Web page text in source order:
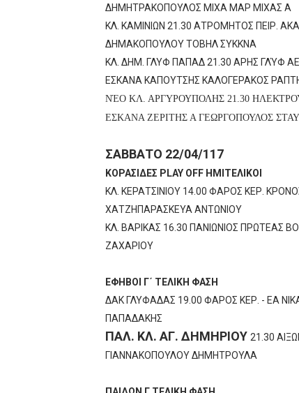
ΔΗΜΗΤΡΑΚΟΠΟΥΛΟΣ ΜΙΧΑ ΜΑΡ ΜΙΧΑΣ Α
ΚΛ. ΚΑΜΙΝΙΩΝ 21.30 ΑΤΡΟΜΗΤΟΣ ΠΕΙΡ.
ΔΗΜΑΚΟΠΟΥΛΟΥ ΤΟΒΗΛ ΣΥΚΚΝΑ
ΚΛ. ΔΗΜ. ΓΛΥΦ ΠΑΠΑΔ 21.30 ΑΡΗΣ ΓΛΎΦ
ΕΣΚΑΝΑ ΚΑΠΟΥΤΣΗΣ ΚΑΛΟΓΕΡΑΚΟΣ
ΝΈΟ ΚΛ. ΑΡΓΥΡΟΥΠΟΛΗΣ 21.30
ΕΣΚΑΝΑ ΖΕΡΙΤΗΣ Α ΓΕΩΡΓΟΠΟΥΛΟΣ
ΣΑΒΒΑΤΟ 22/04/117
ΚΟΡΑΣΙΔΕΣ PLAY OFF ΗΜΙΤΕΛΙΚΟΙ
ΚΛ. ΚΕΡΑΤΣΙΝΙΟΥ 14.00 ΦΑΡΟΣ ΚΕΡ.
ΧΑΤΖΗΠΑΡΑΣΚΕΥΑ ΑΝΤΩΝΙΟΥ
ΚΛ. ΒΑΡΙΚΑΣ 16.30 ΠΑΝΙΩΝΙΟΣ ΠΡΩΤΕΑΣ
ΖΑΧΑΡΙΟΥ
ΕΦΗΒΟΙ Γ΄ ΤΕΛΙΚΗ ΦΑΣΗ
ΔΑΚ ΓΛΥΦΑΔΑΣ 19.00 ΦΑΡΟΣ ΚΕΡ. - ΕΑ
ΠΑΠΑΔΑΚΗΣ
ΠΑΛ. ΚΛ. ΑΓ. ΔΗΜΗΡΙΟΥ 21.30
ΓΙΑΝΝΑΚΟΠΟΥΛΟΥ ΔΗΜΗΤΡΟΥΛΑ